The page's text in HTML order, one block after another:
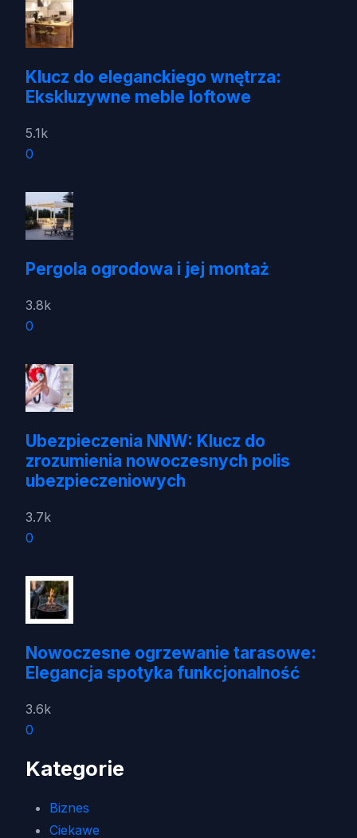
Klucz do eleganckiego wnętrza:
Ekskluzywne meble loftowe
5.1k
0
Pergola ogrodowa i jej montaż
3.8k
0
Ubezpieczenia NNW: Klucz do
zrozumienia nowoczesnych polis
ubezpieczeniowych
3.7k
0
Nowoczesne ogrzewanie tarasowe:
Elegancja spotyka funkcjonalność
3.6k
0
Kategorie
Biznes
Ciekawe